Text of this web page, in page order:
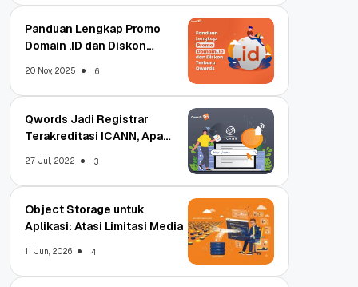
Panduan Lengkap Promo
Domain .ID dan Diskon
20 Nov, 2025 6
Qwords Jadi Registrar
Terakreditasi ICANN, Apa
27 Jul, 2022 3
Object Storage untuk
Aplikasi: Atasi Limitasi Media
11 Jun, 2026 4